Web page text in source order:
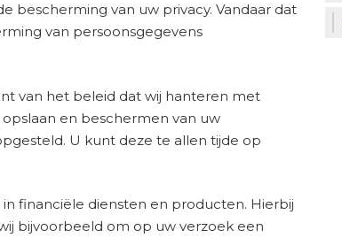
bescherming van uw privacy. Vandaar dat
van persoonsgegevens
van het beleid dat wij hanteren met
en beschermen van uw
U kunt deze te allen tijde op
financiële diensten en producten. Hierbij
bijvoorbeeld om op uw verzoek een